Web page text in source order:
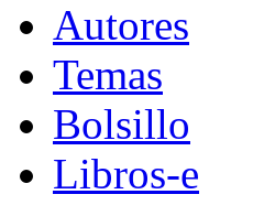
Autores
Temas
Bolsillo
Libros-e